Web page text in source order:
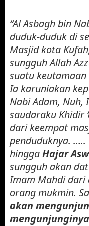
“Al Asbagh bin
duduk-duduk di
Masjid kota
sungguh Allah
suatu
Ia karuniakan
Nabi Adam,
saudaraku Khidir
dari keempat
penduduknya.
hinggaHajar
sungguh akan
Imam Mahdi dari
orang mukmin.
akan
mengunjunginya